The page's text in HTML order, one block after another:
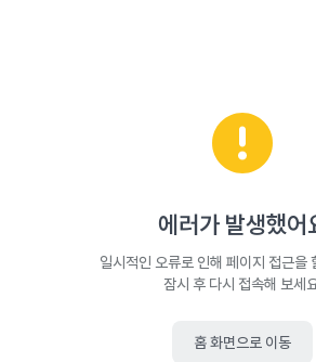
에러가 발생했어
일시적인 오류로 인해 페이지 접근을
잠시 후 다시 접속해 보세
홈 화면으로 이동